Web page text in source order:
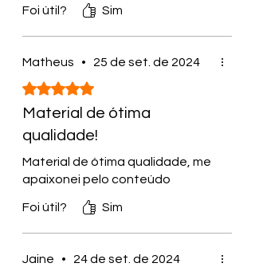
Foi útil? Sim
Matheus • 25 de set. de 2024
Rated 5 out of 5 stars.
Material de ótima
qualidade!
Material de ótima qualidade, me
apaixonei pelo conteúdo
Foi útil? Sim
Jaine • 24 de set. de 2024